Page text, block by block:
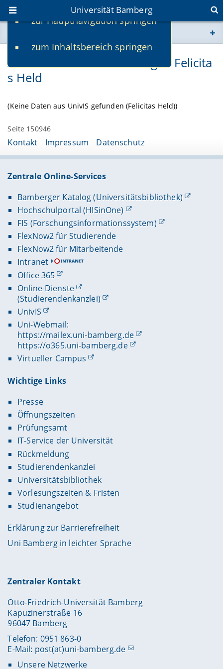
zur Hauptnavigation springen
zum Inhaltsbereich springen
Universität Bamberg
www.uni-bamberg.de
fis.uni-bamberg.de
Aktuelle Lehrveranstaltungen Felicita
s Held
(Keine Daten aus UnivIS gefunden (Felicitas Held))
Seite 150946
Kontakt Impressum Datenschutz
Zentrale Online-Services
Bamberger Katalog (Universitätsbibliothek)
Hochschulportal (HISinOne)
FIS (Forschungsinformationssystem)
FlexNow2 für Studierende
FlexNow2 für Mitarbeitende
Intranet
Office 365
Online-Dienste
(Studierendenkanzlei)
UnivIS
Uni-Webmail:
https://mailex.uni-bamberg.de
https://o365.uni-bamberg.de
Virtueller Campus
Wichtige Links
Presse
Öffnungszeiten
Prüfungsamt
IT-Service der Universität
Rückmeldung
Studierendenkanzlei
Universitätsbibliothek
Vorlesungszeiten & Fristen
Studienangebot
Erklärung zur Barrierefreiheit
Uni Bamberg in leichter Sprache
Zentraler Kontakt
Otto-Friedrich-Universität Bamberg
Kapuzinerstraße 16
96047 Bamberg
Telefon: 0951 863-0
E-Mail: post(at)uni-bamberg.de
Unsere Netzwerke